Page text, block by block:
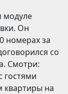
модуле
Он
номерах за
со
Смотри:
гостями
квартиры на